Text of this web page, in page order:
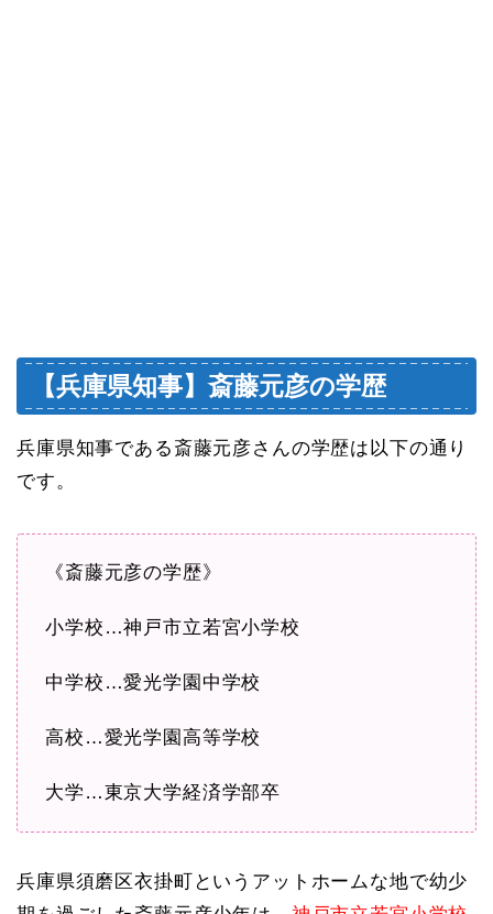
【兵庫県知事】斎藤元彦の学歴
兵庫県知事である斎藤元彦さんの学歴は以下の通り
です。
《斎藤元彦の学歴》
小学校…神戸市立若宮小学校
中学校…愛光学園中学校
高校…愛光学園高等学校
大学…東京大学経済学部卒
兵庫県須磨区衣掛町というアットホームな地で幼少